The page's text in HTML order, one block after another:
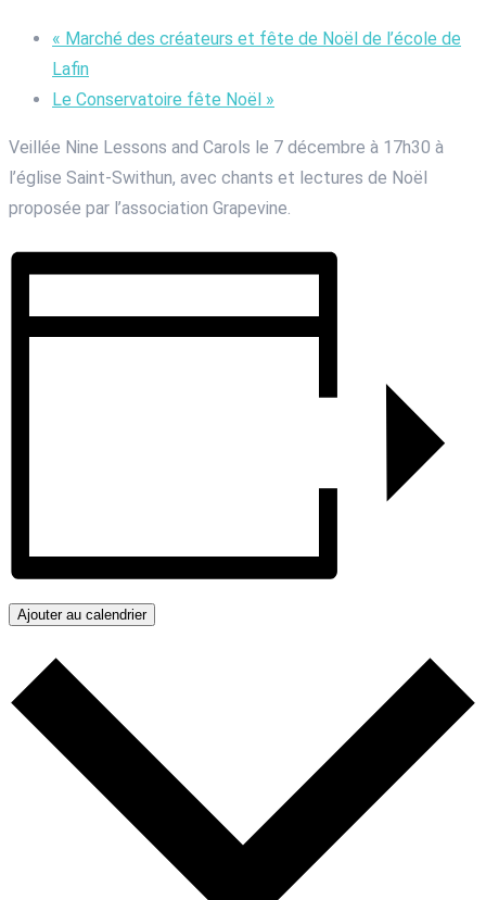
« Marché des créateurs et fête de Noël de l’école de
Lafin
Le Conservatoire fête Noël »
Veillée Nine Lessons and Carols le 7 décembre à 17h30 à
l’église Saint-Swithun, avec chants et lectures de Noël
proposée par l’association Grapevine.
Ajouter au calendrier